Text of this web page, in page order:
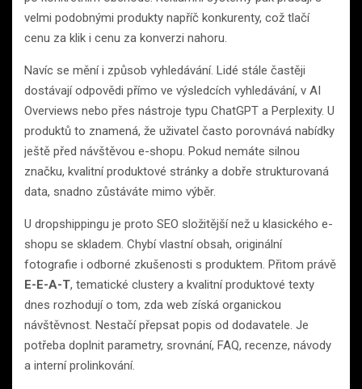
velmi podobnými produkty napříč konkurenty, což tlačí
cenu za klik i cenu za konverzi nahoru.
Navíc se mění i způsob vyhledávání. Lidé stále častěji
dostávají odpovědi přímo ve výsledcích vyhledávání, v AI
Overviews nebo přes nástroje typu ChatGPT a Perplexity. U
produktů to znamená, že uživatel často porovnává nabídky
ještě před návštěvou e-shopu. Pokud nemáte silnou
značku, kvalitní produktové stránky a dobře strukturovaná
data, snadno zůstáváte mimo výběr.
U dropshippingu je proto SEO složitější než u klasického e-
shopu se skladem. Chybí vlastní obsah, originální
fotografie i odborné zkušenosti s produktem. Přitom právě
E-E-A-T, tematické clustery a kvalitní produktové texty
dnes rozhodují o tom, zda web získá organickou
návštěvnost. Nestačí přepsat popis od dodavatele. Je
potřeba doplnit parametry, srovnání, FAQ, recenze, návody
a interní prolinkování.